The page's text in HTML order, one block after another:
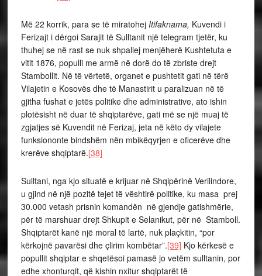
Më 22 korrik, para se të miratohej Itifaknama, Kuvendi i
Ferizajt i dërgoi Sarajit të Sulltanit një telegram tjetër, ku
thuhej se në rast se nuk shpallej menjëherë Kushtetuta e
vitit 1876, populli me armë në dorë do të zbriste drejt
Stambollit. Në të vërtetë, organet e pushtetit gati në tërë
Vilajetin e Kosovës dhe të Manastirit u paralizuan në të
gjitha fushat e jetës politike dhe administrative, ato ishin
plotësisht në duar të shqiptarëve, gati më se një muaj të
zgjatjes së Kuvendit në Ferizaj, jeta në këto dy vilajete
funksiononte bindshëm nën mbikëqyrjen e oficerëve dhe
krerëve shqiptarë.[38]
Sulltani, nga kjo situatë e krijuar në Shqipërinë Verilindore,
u gjind në një pozitë tejet të vështirë politike, ku masa prej
30.000 vetash prisnin komandën në gjendje gatishmërie,
për të marshuar drejt Shkupit e Selanikut, për në Stamboll.
Shqiptarët kanë një moral të lartë, nuk plaçkitin, “por
kërkojnë pavarësi dhe çlirim kombëtar”.[39] Kjo kërkesë e
popullit shqiptar e shqetësoi pamasë jo vetëm sulltanin, por
edhe xhonturqit, që kishin nxitur shqiptarët të